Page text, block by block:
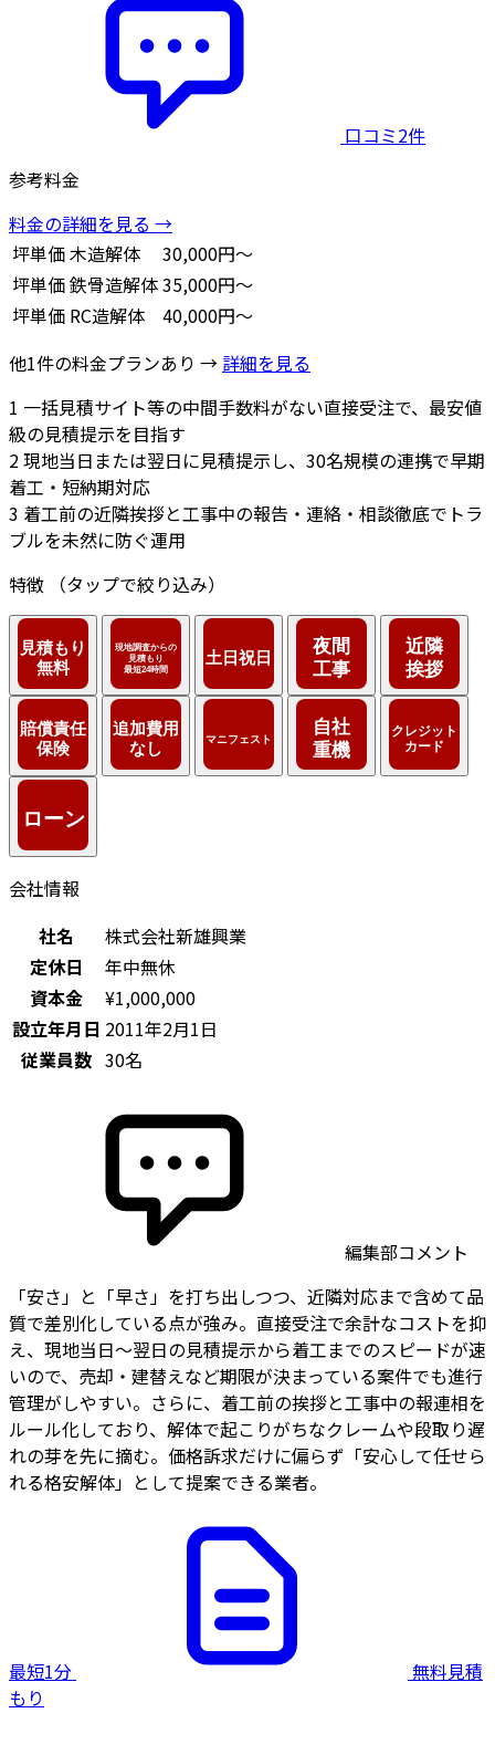
口コミ2件
参考料金
料金の詳細を見る →
坪単価木造解体
30,000円～
坪単価鉄骨造解体35,000円～
坪単価 RC造解体
40,000円～
他1件の料金プランあり → 詳細を見る
1 一括見積サイト等の中間手数料がない直接受注で、最安値
級の見積提示を目指す
2現地当日または翌日に見積提示し、30名規模の連携で早期
着工・短納期対応
3 着工前の近隣挨拶と工事中の報告・連絡・相談徹底でトラ
ブルを未然に防ぐ運用
特徴
（タップで絞り込み）
会社情報
社名
株式会社新雄興業
定休日
年中無休
資本金
¥1,000,000
設立年月日 2011年2月1日
従業員数 30名
編集部コメント
「安さ」と「早さ」を打ち出しつつ、近隣対応まで含めて品
質で差別化している点が強み。直接受注で余計なコストを抑
え、現地当日〜翌日の見積提示から着工までのスピードが速
いので、売却・建替えなど期限が決まっている案件でも進行
管理がしやすい。さらに、着工前の挨拶と工事中の報連相を
ルール化しており、解体で起こりがちなクレームや段取り遅
れの芽を先に摘む。価格訴求だけに偏らず「安心して任せら
れる格安解体」として提案できる業者。
最短1分
無料見積
もり